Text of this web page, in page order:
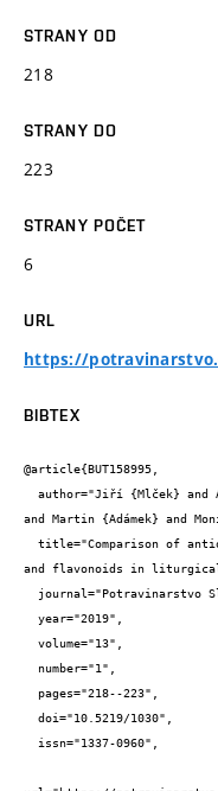
STRANY OD
218
STRANY DO
223
STRANY POČET
6
URL
https://
BIBTEX
@article{BUT158995,
and Martin {Adámek} and
and flavonoids in liturgical